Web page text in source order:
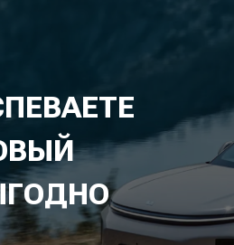
LIXIANG ВЫГОДНО